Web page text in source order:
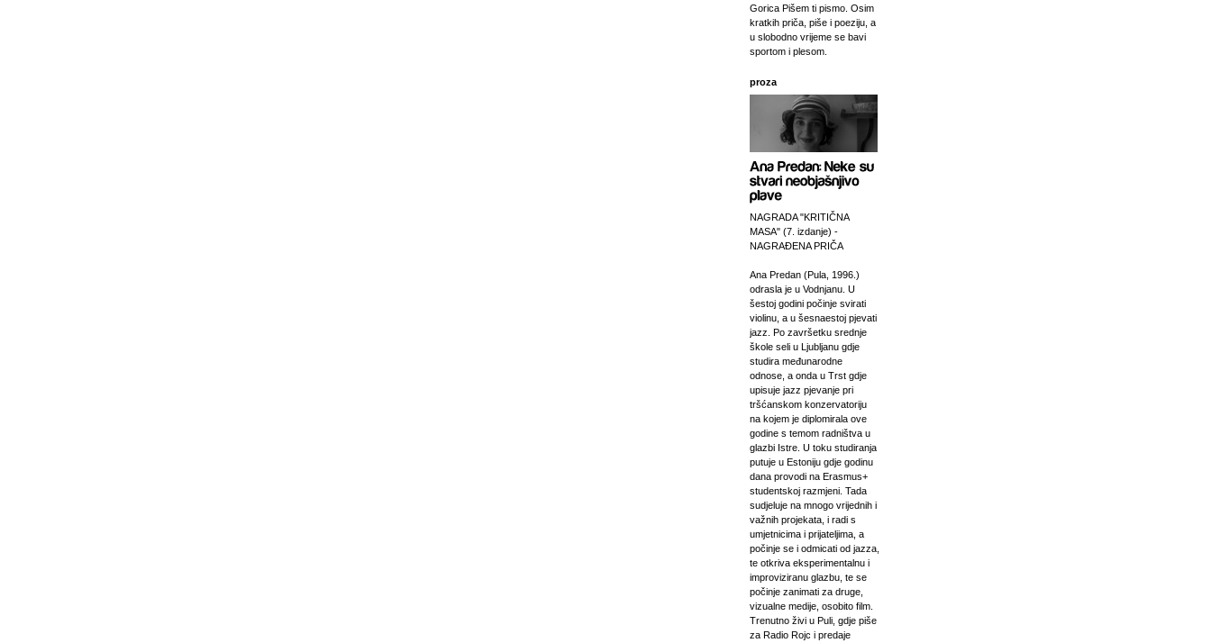
Gorica Pišem ti pismo. Osim
kratkih priča, piše i poeziju, a
u slobodno vrijeme se bavi
sportom i plesom.
proza
NAGRADA "KRITIČNA
MASA" (7. izdanje) -
NAGRAĐENA PRIČA
Ana Predan (Pula, 1996.)
odrasla je u Vodnjanu. U
šestoj godini počinje svirati
violinu, a u šesnaestoj pjevati
jazz. Po završetku srednje
škole seli u Ljubljanu gdje
studira međunarodne
odnose, a onda u Trst gdje
upisuje jazz pjevanje pri
tršćanskom konzervatoriju
na kojem je diplomirala ove
godine s temom radništva u
glazbi Istre. U toku studiranja
putuje u Estoniju gdje godinu
dana provodi na Erasmus+
studentskoj razmjeni. Tada
sudjeluje na mnogo vrijednih i
važnih projekata, i radi s
umjetnicima i prijateljima, a
počinje se i odmicati od jazza,
te otkriva eksperimentalnu i
improviziranu glazbu, te se
počinje zanimati za druge,
vizualne medije, osobito film.
Trenutno živi u Puli, gdje piše
za Radio Rojc i predaje